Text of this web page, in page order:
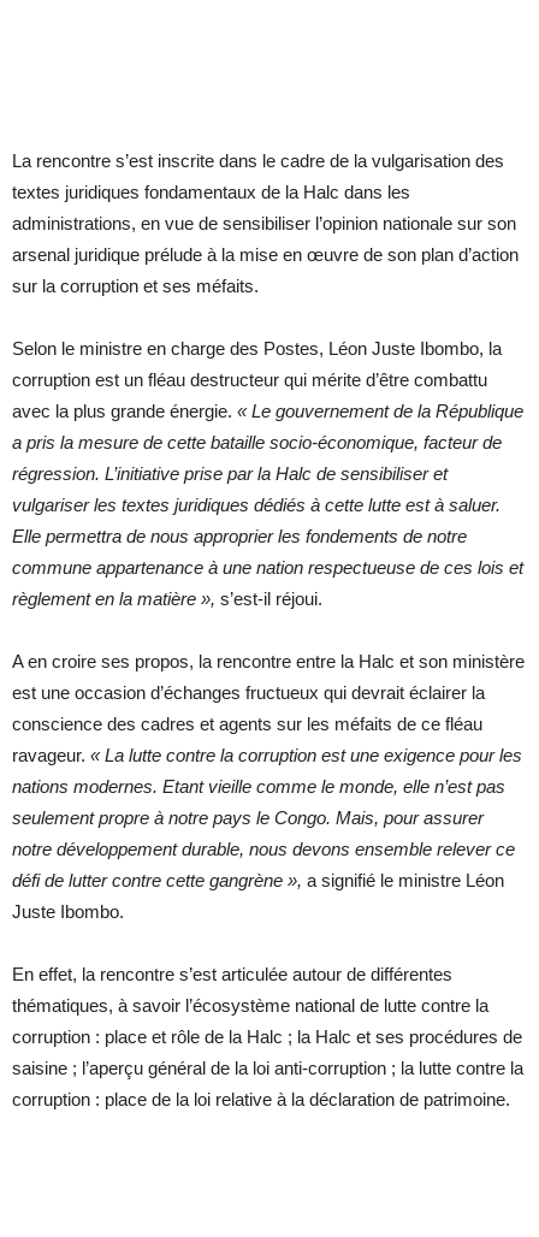
La rencontre s’est inscrite dans le cadre de la vulgarisation des
textes juridiques fondamentaux de la Halc dans les
administrations, en vue de sensibiliser l’opinion nationale sur son
arsenal juridique prélude à la mise en œuvre de son plan d’action
sur la corruption et ses méfaits.
Selon le ministre en charge des Postes, Léon Juste Ibombo, la
corruption est un fléau destructeur qui mérite d’être combattu
avec la plus grande énergie. « Le gouvernement de la République
a pris la mesure de cette bataille socio-économique, facteur de
régression. L’initiative prise par la Halc de sensibiliser et
vulgariser les textes juridiques dédiés à cette lutte est à saluer.
Elle permettra de nous approprier les fondements de notre
commune appartenance à une nation respectueuse de ces lois et
règlement en la matière », s’est-il réjoui.
A en croire ses propos, la rencontre entre la Halc et son ministère
est une occasion d’échanges fructueux qui devrait éclairer la
conscience des cadres et agents sur les méfaits de ce fléau
ravageur. « La lutte contre la corruption est une exigence pour les
nations modernes. Etant vieille comme le monde, elle n’est pas
seulement propre à notre pays le Congo. Mais, pour assurer
notre développement durable, nous devons ensemble relever ce
défi de lutter contre cette gangrène », a signifié le ministre Léon
Juste Ibombo.
En effet, la rencontre s’est articulée autour de différentes
thématiques, à savoir l’écosystème national de lutte contre la
corruption : place et rôle de la Halc ; la Halc et ses procédures de
saisine ; l’aperçu général de la loi anti-corruption ; la lutte contre la
corruption : place de la loi relative à la déclaration de patrimoine.